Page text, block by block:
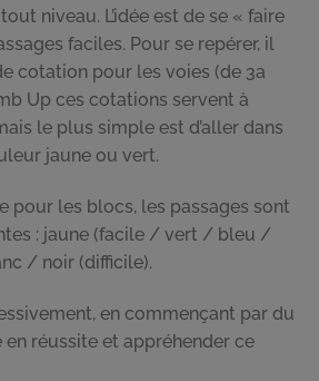
niveau. L’idée est de se « faire
faciles. Pour se repérer, il
cotation pour les voies (de 3a
Up ces cotations servent à
le plus simple est d’aller dans
jaune ou vert.
pour les blocs, les passages sont
: jaune (facile / vert / bleu /
/ noir (difficile).
en commençant par du
réussite et appréhender ce